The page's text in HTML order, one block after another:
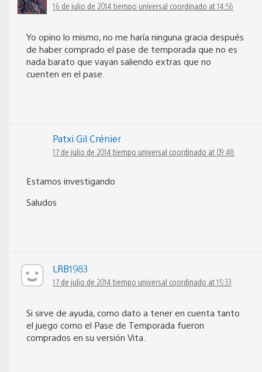
16 de julio de 2014 tiempo universal coordinado at 14:56
Yo opino lo mismo, no me haría ninguna gracia después
de haber comprado el pase de temporada que no es
nada barato que vayan saliendo extras que no
cuenten en el pase.
Patxi Gil Crénier
17 de julio de 2014 tiempo universal coordinado at 09:48
Estamos investigando
Saludos
LRB1983
17 de julio de 2014 tiempo universal coordinado at 15:33
Si sirve de ayuda, como dato a tener en cuenta tanto
el juego como el Pase de Temporada fueron
comprados en su versión Vita.